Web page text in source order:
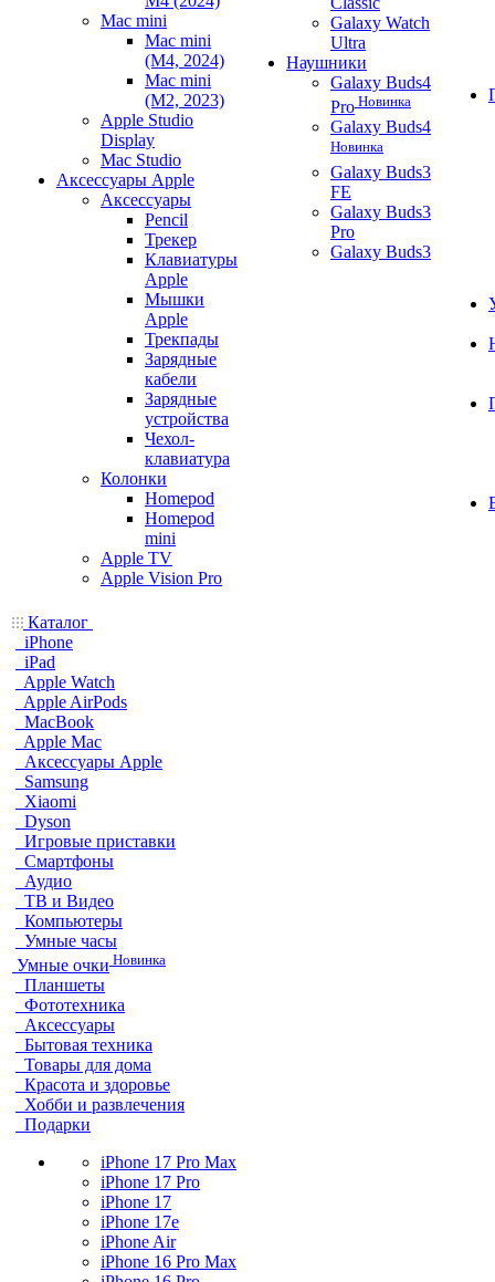
Mac mini
Mac mini
(M4, 2024)
Mac mini
(M2, 2023)
Apple Studio
Display
Mac Studio
Аксессуары Apple
Аксессуары
Pencil
Трекер
Клавиатуры
Apple
Мышки
Apple
Трекпады
Зарядные
кабели
Зарядные
устройства
Чехол-
клавиатура
Колонки
Homepod
Homepod
mini
Apple TV
Apple Vision Pro
Galaxy Watch
Ultra
Наушники
Galaxy Buds4
Pro Новинка
Galaxy Buds4
Новинка
Galaxy Buds3
FE
Galaxy Buds3
Pro
Galaxy Buds3
Каталог
iPhone
iPad
Apple Watch
Apple AirPods
MacBook
Apple Mac
Аксессуары Apple
Samsung
Xiaomi
Dyson
Игровые приставки
Смартфоны
Аудио
ТВ и Видео
Компьютеры
Умные часы
Умные очки Новинка
Планшеты
Фототехника
Аксессуары
Бытовая техника
Товары для дома
Красота и здоровье
Хобби и развлечения
Подарки
iPhone 17 Pro Max
iPhone 17 Pro
iPhone 17
iPhone 17e
iPhone Air
iPhone 16 Pro Max